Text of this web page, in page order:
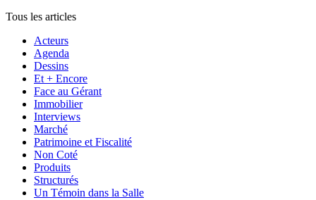
Tous les articles
Acteurs
Agenda
Dessins
Et + Encore
Face au Gérant
Immobilier
Interviews
Marché
Patrimoine et Fiscalité
Non Coté
Produits
Structurés
Un Témoin dans la Salle